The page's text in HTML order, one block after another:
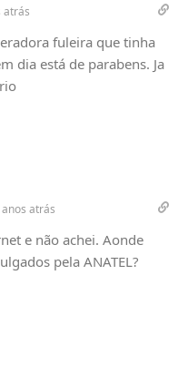
atrás
fuleira que tinha
dia está de parabens. Ja
atrás
e não achei. Aonde
pela ANATEL?